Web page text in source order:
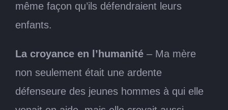
même façon qu’ils défendraient leurs
enfants.
La croyance en l’humanité – Ma mère
non seulement était une ardente
défenseure des jeunes hommes à qui elle